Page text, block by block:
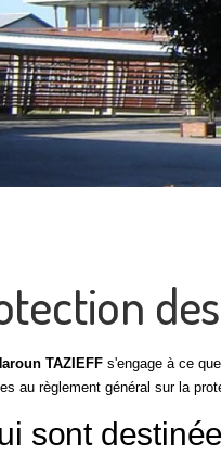
TAZIEFF s'engage à ce
au règlement général sur la
sont